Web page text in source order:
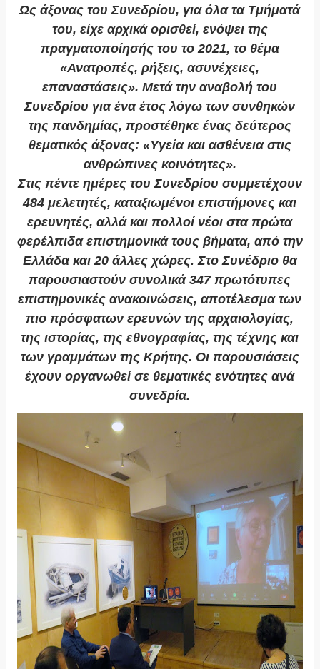
Ως άξονας του Συνεδρίου, για όλα τα Τμήματά
του, είχε αρχικά ορισθεί, ενόψει της
πραγματοποίησής του το 2021, το θέμα
«Ανατροπές, ρήξεις, ασυνέχειες,
επαναστάσεις». Μετά την αναβολή του
Συνεδρίου για ένα έτος λόγω των συνθηκών
της πανδημίας, προστέθηκε ένας δεύτερος
θεματικός άξονας: «Υγεία και ασθένεια στις
ανθρώπινες κοινότητες».
Στις πέντε ημέρες του Συνεδρίου συμμετέχουν
484 μελετητές, καταξιωμένοι επιστήμονες και
ερευνητές, αλλά και πολλοί νέοι στα πρώτα
φερέλπιδα επιστημονικά τους βήματα, από την
Ελλάδα και 20 άλλες χώρες. Στο Συνέδριο θα
παρουσιαστούν συνολικά 347 πρωτότυπες
επιστημονικές ανακοινώσεις, αποτέλεσμα των
πιο πρόσφατων ερευνών της αρχαιολογίας,
της ιστορίας, της εθνογραφίας, της τέχνης και
των γραμμάτων της Κρήτης. Οι παρουσιάσεις
έχουν οργανωθεί σε θεματικές ενότητες ανά
συνεδρία.